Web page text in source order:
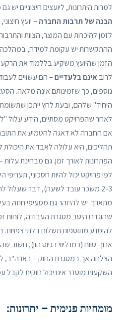
למרות היתרונות, ליועצים חיצוניים יש
הבנה של תרבות החברה – יועץ
לזמן להיכרות עם המוצר, הצוות
ההתקשרות יש עקומת למידה,
הזמן שהיועץ משקיע בללמוד את הרקע.
לרוב אינם בלעדיים– הם עשויים
נוספים, כך שזמינותם אינה מלאה.
היחיד" שלהם, ובעת לחץ ייתכן
לאחר שהפרויקט מסתיים, הידע עלול
אם החברה לא דאגה להטמיע את
תהליכים, היא עלולה לאבד את היכולת
הפתרונות לאורך זמן. גם מבחינת
לפי פרויקט יכול להיות חסכוני, תעריפי
2-3 משכר עובד לשעה), דבר שעלול
מתארך. יש להיזהר גם מסעיפי חוזה
שהוגדרו היטב מסגרת העבודה, לוחות
להימנע מתוספות תשלום בלתי צפויות.
ארוך-טווח (כמו ליווי בגיוס הון), חשוב
הצלחה אך במסגרת החוק – בארה"ב,
השקעות מוסדר אינו יכול חוקית לקבל
מומחיות פנימית – יתרונות: